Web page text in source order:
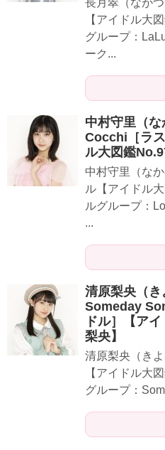
【アイドル大
グループ：
ーク...
中村守里（
Cocchi［ラ
ル大図鑑
中村守里（な
ル【アイドル
ルグループ：
...
清原梨央（
Someday
ドル］【ア
梨央】
清原梨央（き
【アイドル大
グループ：